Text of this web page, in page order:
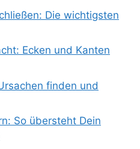
Die wichtigsten
Ecken und Kanten
finden und
So übersteht Dein